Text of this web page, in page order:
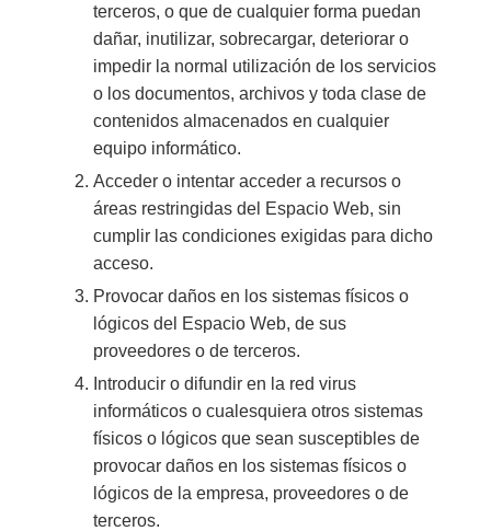
terceros, o que de cualquier forma puedan
dañar, inutilizar, sobrecargar, deteriorar o
impedir la normal utilización de los servicios
o los documentos, archivos y toda clase de
contenidos almacenados en cualquier
equipo informático.
Acceder o intentar acceder a recursos o
áreas restringidas del Espacio Web, sin
cumplir las condiciones exigidas para dicho
acceso.
Provocar daños en los sistemas físicos o
lógicos del Espacio Web, de sus
proveedores o de terceros.
Introducir o difundir en la red virus
informáticos o cualesquiera otros sistemas
físicos o lógicos que sean susceptibles de
provocar daños en los sistemas físicos o
lógicos de la empresa, proveedores o de
terceros.